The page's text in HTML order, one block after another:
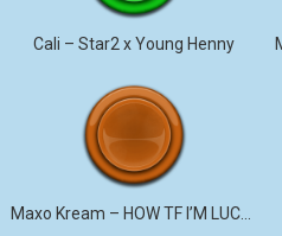
Cali – Star2 x Young Henny
Maxo Kream – HOW TF I’M LUCKY